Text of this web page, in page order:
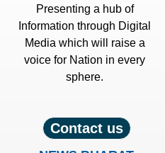
Presenting a hub of
Information through Digital
Media which will raise a
voice for Nation in every
sphere.
Contact us